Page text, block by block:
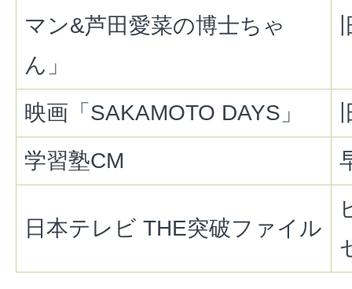
マン&芦田愛菜の博士ちゃ
ん」
映画「SAKAMOTO DAYS」
学習塾CM
日本テレビ THE突破ファイル